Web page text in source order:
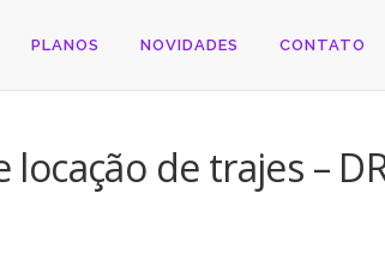
PLANOS NOVIDADES CONTATO
de trajes –